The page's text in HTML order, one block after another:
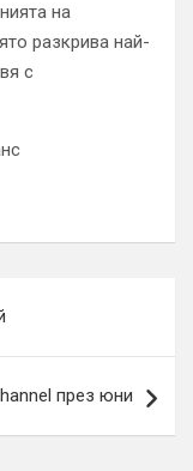
на
разкрива най-
с
през юни